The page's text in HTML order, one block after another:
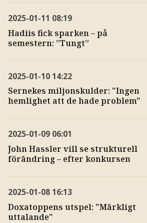
2025-01-11 08:19
Hadiis fick sparken – på
semestern: ”Tungt”
2025-01-10 14:22
Sernekes miljonskulder: "Ingen
hemlighet att de hade problem"
2025-01-09 06:01
John Hassler vill se strukturell
förändring – efter konkursen
2025-01-08 16:13
Doxatoppens utspel: "Märkligt
uttalande"